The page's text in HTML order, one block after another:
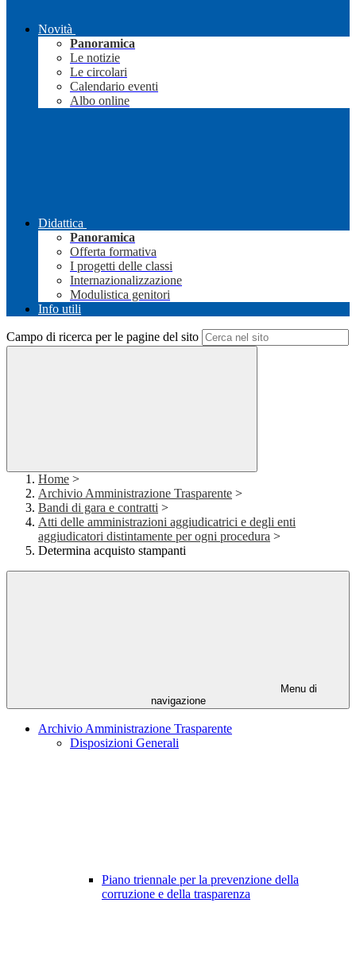
Novità
Panoramica
Le notizie
Le circolari
Calendario eventi
Albo online
Didattica
Panoramica
Offerta formativa
I progetti delle classi
Internazionalizzazione
Modulistica genitori
Info utili
Campo di ricerca per le pagine del sito
Home >
Archivio Amministrazione Trasparente >
Bandi di gara e contratti >
Atti delle amministrazioni aggiudicatrici e degli enti
aggiudicatori distintamente per ogni procedura >
Determina acquisto stampanti
Menu di
navigazione
Archivio Amministrazione Trasparente
Disposizioni Generali
Piano triennale per la prevenzione della
corruzione e della trasparenza